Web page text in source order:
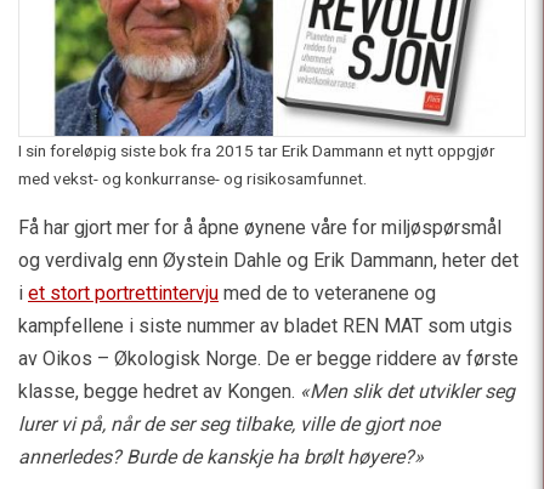
I sin foreløpig siste bok fra 2015 tar Erik Dammann et nytt oppgjør
med vekst- og konkurranse- og risikosamfunnet.
Få har gjort mer for å åpne øynene våre for miljøspørsmål
og verdivalg enn Øystein Dahle og Erik Dammann, heter det
i et stort portrettintervju med de to veteranene og
kampfellene i siste nummer av bladet REN MAT som utgis
av Oikos – Økologisk Norge. De er begge riddere av første
klasse, begge hedret av Kongen. «Men slik det utvikler seg
lurer vi på, når de ser seg tilbake, ville de gjort noe
annerledes? Burde de kanskje ha brølt høyere?»